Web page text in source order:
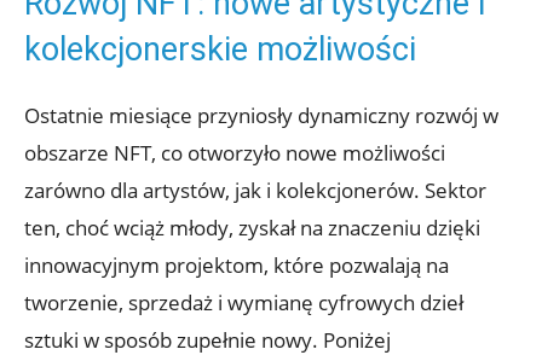
kolekcjonerskie możliwości
Ostatnie ⁢miesiące przyniosły ⁢dynamiczny rozwój w
obszarze​ NFT, co otworzyło nowe możliwości‍
zarówno dla artystów, jak i kolekcjonerów. Sektor⁢
ten, choć wciąż młody, zyskał ‍na znaczeniu dzięki
⁤innowacyjnym projektom, które pozwalają na
tworzenie, sprzedaż i wymianę cyfrowych dzieł
sztuki w‌ sposób‍ zupełnie nowy. Poniżej